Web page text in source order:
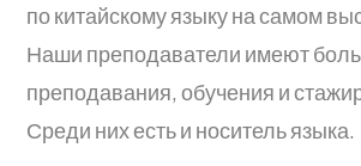
по китайскому языку на самом
Наши преподаватели имеют
преподавания, обучения и
Среди них есть и носитель языка.